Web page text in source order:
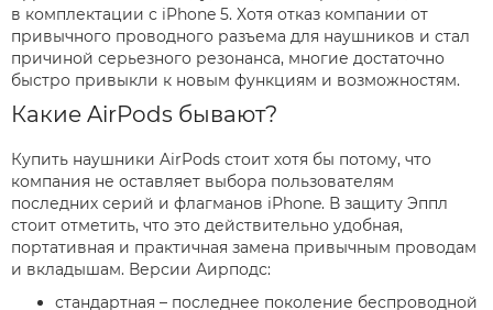
в комплектации с iPhone 5. Хотя отказ компании от
привычного проводного разъема для наушников и стал
причиной серьезного резонанса, многие достаточно
быстро привыкли к новым функциям и возможностям.
Какие AirPods бывают?
Купить наушники AirPods стоит хотя бы потому, что
компания не оставляет выбора пользователям
последних серий и флагманов iPhone. В защиту Эппл
стоит отметить, что это действительно удобная,
портативная и практичная замена привычным проводам
и вкладышам. Версии Аирподс:
стандартная – последнее поколение беспроводной